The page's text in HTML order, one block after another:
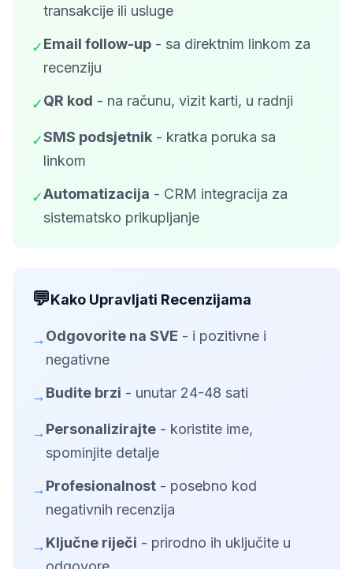
transakcije ili usluge
✓Email follow-up - sa direktnim linkom za
recenziju
✓QR kod - na računu, vizit karti, u radnji
✓SMS podsjetnik - kratka poruka sa
linkom
✓Automatizacija - CRM integracija za
sistematsko prikupljanje
💬Kako Upravljati Recenzijama
→Odgovorite na SVE - i pozitivne i
negativne
→Budite brzi - unutar 24-48 sati
→Personalizirajte - koristite ime,
spominjite detalje
→Profesionalnost - posebno kod
negativnih recenzija
→Ključne riječi - prirodno ih uključite u